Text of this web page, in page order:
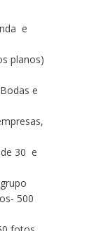
e
planos)
e
30 e
500